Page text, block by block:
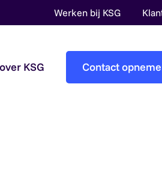
Werken bij KSG
KSG Contact